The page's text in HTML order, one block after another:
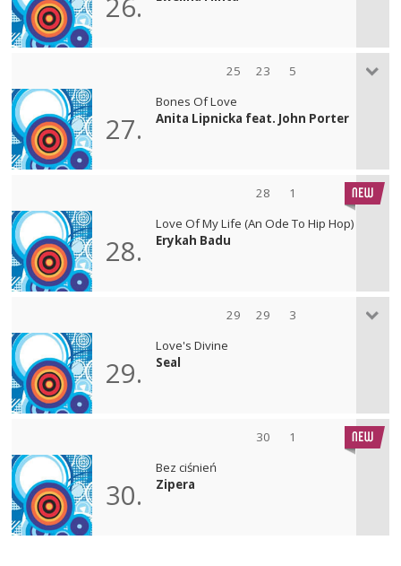
25 23 5
27.
Bones Of Love
Anita Lipnicka feat. John Porter
28 1
28.
Love Of My Life (An Ode To Hip Hop)
Erykah Badu
29 29 3
29.
Love's Divine
Seal
30 1
30.
Bez ciśnień
Zipera